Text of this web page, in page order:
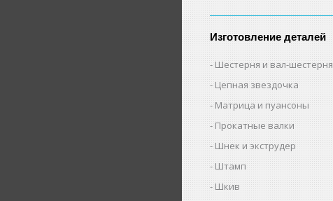
Изготовление деталей
Шестерня и вал-шестерня
Цепная звездочка
Матрица и пуансоны
Прокатные валки
Шнек и экструдер
Штамп
Шкив